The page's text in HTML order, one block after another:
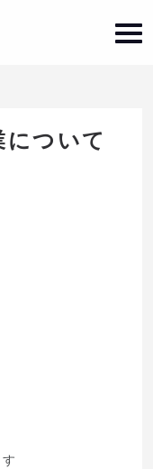
ついて